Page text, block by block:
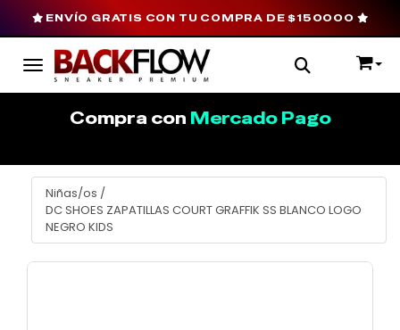
Toggle navigation
ENVÍO GRATIS CON TU COMPRA DE $150000
Compra con Mercado Pago
Niñas/os /
DC SHOES ZAPATILLAS COURT GRAFFIK SS BLANCO LOGO
NEGRO KIDS